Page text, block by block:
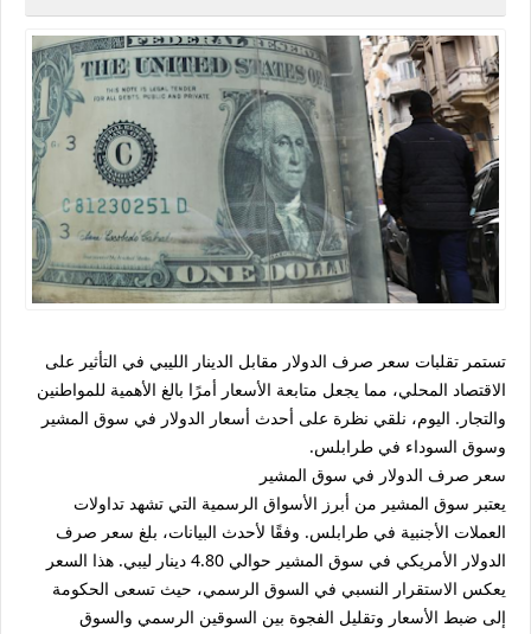
تستمر تقلبات سعر صرف الدولار مقابل الدينار الليبي في التأثير على
الاقتصاد المحلي، مما يجعل متابعة الأسعار أمرًا بالغ الأهمية للمواطنين
والتجار. اليوم، نلقي نظرة على أحدث أسعار الدولار في سوق المشير
وسوق السوداء في طرابلس.
سعر صرف الدولار في سوق المشير
يعتبر سوق المشير من أبرز الأسواق الرسمية التي تشهد تداولات
العملات الأجنبية في طرابلس. وفقًا لأحدث البيانات، بلغ سعر صرف
الدولار الأمريكي في سوق المشير حوالي 4.80 دينار ليبي. هذا السعر
يعكس الاستقرار النسبي في السوق الرسمي، حيث تسعى الحكومة
إلى ضبط الأسعار وتقليل الفجوة بين السوقين الرسمي والسوق